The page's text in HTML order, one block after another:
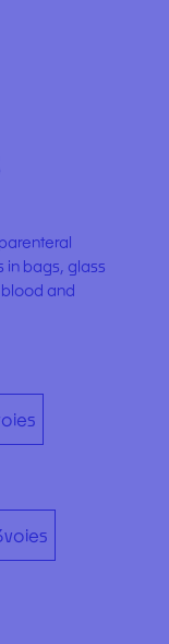
in bags, glass
and